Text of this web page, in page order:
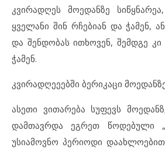
კვირადღეს მოედანზე
ყველანი შინ რჩებიან და ჭამენ,
და შენდობას ითხოვენ, შემდგე კი
ჭამენ.
კვირადღეეებში ბერიკაცი
ასეთი ვითარება სუფევს
დამთავრდა ეგრეთ წოდებული
უსიამოვნო პერიოდი